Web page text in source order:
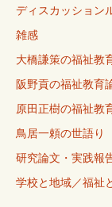
ディスカッション
雑感
大橋謙策の福祉教
阪野貢の福祉教育
原田正樹の福祉教
鳥居一頼の世語り
研究論文・実践報
学校と地域／福祉